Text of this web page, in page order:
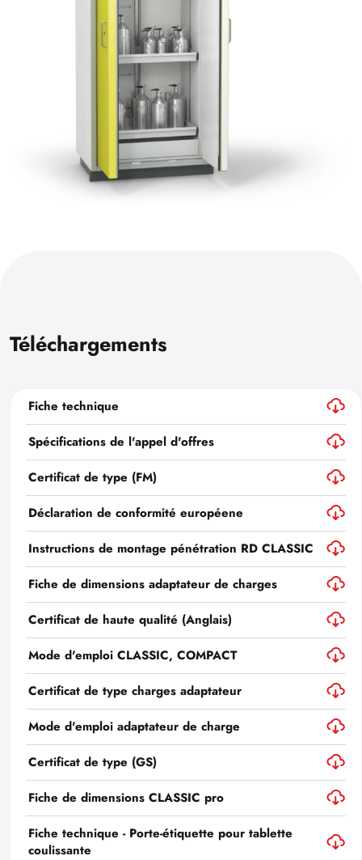
Téléchargements
Fiche technique
Spécifications de l'appel d'offres
Certificat de type (FM)
Déclaration de conformité européene
Instructions de montage pénétration RD CLASSIC
Fiche de dimensions adaptateur de charges
Certificat de haute qualité (Anglais)
Mode d'emploi CLASSIC, COMPACT
Certificat de type charges adaptateur
Mode d'emploi adaptateur de charge
Certificat de type (GS)
Fiche de dimensions CLASSIC pro
Fiche technique - Porte-étiquette pour tablette
coulissante